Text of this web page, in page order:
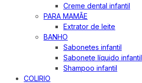
Creme dental infantil
PARA MAMÃE
Extrator de leite
BANHO
Sabonetes infantil
Sabonete líquido infantil
Shampoo infantil
COLIRIO